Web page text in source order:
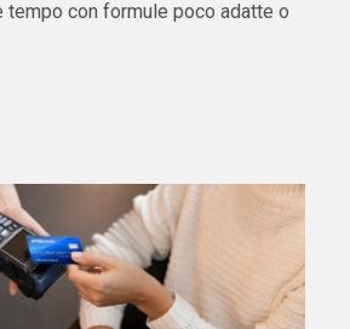
tempo con formule poco adatte o